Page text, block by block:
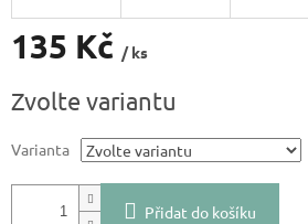
135 Kč / ks
cena:
Zvolte variantu
Varianta
Přidat do košíku